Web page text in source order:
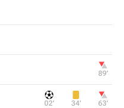
89‎’‎
02‎’‎ 34‎’‎ 63‎’‎